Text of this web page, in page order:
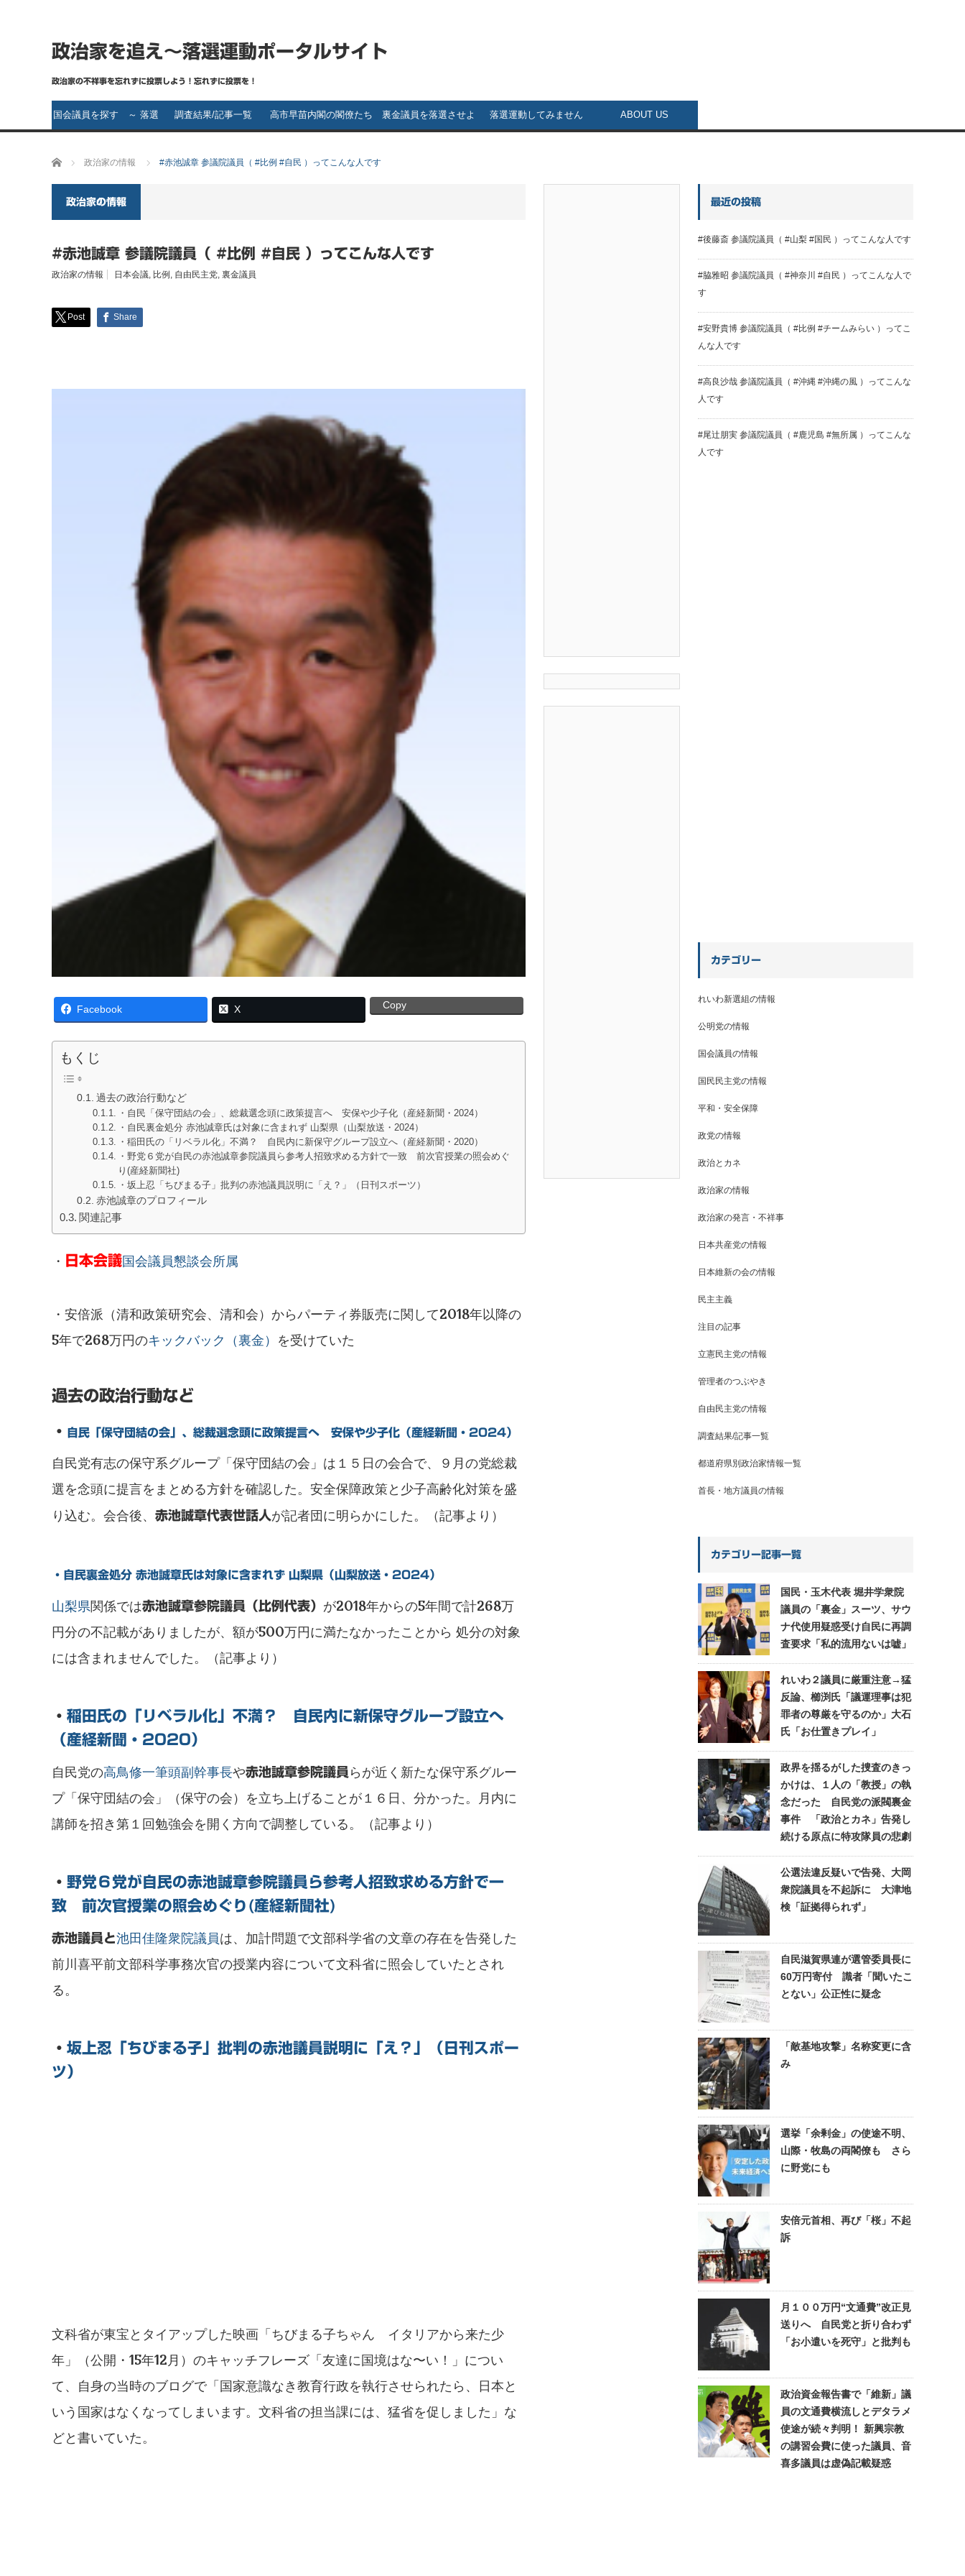
政治家を追え～落選運動ポータルサイト
政治家の不祥事を忘れずに投票しよう！忘れずに投票を！
国会議員を探す ～ 落選
か？
調査結果/記事一覧 高市早苗内閣の閣僚たち 裏金議員を落選させよ 落選運動してみません ABOUT US
ホーム 政治家の情報 #赤池誠章 参議院議員（ #比例 #自民 ）ってこんな人です
政治家の情報
#赤池誠章 参議院議員（ #比例 #自民 ）ってこんな人です
政治家の情報 日本会議, 比例 , 自由民主党, 裏金議員
Post Share
Facebook X Copy
もくじ
過去の政治行動など
・自民「保守団結の会」、総裁選念頭に政策提言へ 安保や少子化（産経新聞・2024）
・自民裏金処分 赤池誠章氏は対象に含まれず 山梨県（山梨放送・2024）
・稲田氏の「リベラル化」不満？ 自民内に新保守グループ設立へ（産経新聞・2020）
・野党６党が自民の赤池誠章参院議員ら参考人招致求める方針で一致 前次官授業の照会めぐ
り(産経新聞社)
・坂上忍「ちびまる子」批判の赤池議員説明に「え？」（日刊スポーツ）
赤池誠章のプロフィール
関連記事
・ 日本会議国会議員懇談会所属
・安倍派（清和政策研究会、清和会）からパーティ券販売に関して2018年以降の
5年で268万円のキックバック（裏金） を受けていた
過去の政治行動など
・ 自民「保守団結の会」、総裁選念頭に政策提言へ 安保や少子化（産経新聞・2024）
自民党有志の保守系グループ「保守団結の会」は１５日の会合で、９月の党総裁
選を念頭に提言をまとめる方針を確認した。安全保障政策と少子高齢化対策を盛
り込む。会合後、
赤池誠章代表世話人が記者団に明らかにした。（記事より）
・自民裏金処分 赤池誠章氏は対象に含まれず 山梨県（山梨放送・2024）
山梨県関係では赤池誠章参院議員（比例代表） が2018年からの5年間で計268万
円分の不記載がありましたが、額が500万円に満たなかったことから 処分の対象
には含まれませんでした。（記事より）
・ 稲田氏の「リベラル化」不満？ 自民内に新保守グループ設立へ
（産経新聞・2020）
自民党の高鳥修一筆頭副幹事長や赤池誠章参院議員 らが近く新たな保守系グルー
プ「保守団結の会」（保守の会）を立ち上げることが１６日、分かった。月内に
講師を招き第１回勉強会を開く方向で調整している。（記事より）
・ 野党６党が自民の赤池誠章参院議員ら参考人招致求める方針で一
致 前次官授業の照会めぐり(産経新聞社)
赤池議員と池田佳隆衆院議員は、加計問題で文部科学省の文章の存在を告発した
前川喜平前文部科学事務次官の授業内容について文科省に照会していたとされ
る。
・ 坂上忍「ちびまる子」批判の赤池議員説明に「え？」（日刊スポー
ツ）
文科省が東宝とタイアップした映画「ちびまる子ちゃん イタリアから来た少
年」（公開・15年12月）のキャッチフレーズ「友達に国境はな〜い！」につい
て、自身の当時のブログで「国家意識なき教育行政を執行させられたら、日本と
いう国家はなくなってしまいます。文科省の担当課には、猛省を促しました」な
どと書いていた。
最近の投稿
#後藤斎 参議院議員（ #山梨 #国民 ）ってこんな人です
#脇雅昭 参議院議員（ #神奈川 #自民 ）ってこんな人で
す
#安野貴博 参議院議員（ #比例 #チームみらい ）ってこ
んな人です
#高良沙哉 参議院議員（ #沖縄 #沖縄の風 ）ってこんな
人です
#尾辻朋実 参議院議員（ #鹿児島 #無所属 ）ってこんな
人です
カテゴリー
れいわ新選組の情報
公明党の情報
国会議員の情報
国民民主党の情報
平和・安全保障
政党の情報
政治とカネ
政治家の情報
政治家の発言・不祥事
日本共産党の情報
日本維新の会の情報
民主主義
注目の記事
立憲民主党の情報
管理者のつぶやき
自由民主党の情報
調査結果/記事一覧
都道府県別政治家情報一覧
首長・地方議員の情報
カテゴリー記事一覧
国民・玉木代表 堀井学衆院
議員の「裏金」スーツ、サウ
ナ代使用疑惑受け自民に再調
査要求「私的流用ないは嘘」
れいわ２議員に厳重注意→猛
反論、櫛渕氏「議運理事は犯
罪者の尊厳を守るのか」大石
氏「お仕置きプレイ」
政界を揺るがした捜査のきっ
かけは、１人の「教授」の執
念だった 自民党の派閥裏金
事件 「政治とカネ」告発し
続ける原点に特攻隊員の悲劇
公選法違反疑いで告発、大岡
衆院議員を不起訴に 大津地
検「証拠得られず」
自民滋賀県連が選管委員長に
60万円寄付 識者「聞いたこ
とない」公正性に疑念
「敵基地攻撃」名称変更に含
み
選挙「余剰金」の使途不明、
山際・牧島の両閣僚も さら
に野党にも
安倍元首相、再び「桜」不起
訴
月１００万円“文通費”改正見
送りへ 自民党と折り合わず
「お小遣いを死守」と批判も
政治資金報告書で「維新」議
員の文通費横流しとデタラメ
使途が続々判明！ 新興宗教
の講習会費に使った議員、音
喜多議員は虚偽記載疑惑